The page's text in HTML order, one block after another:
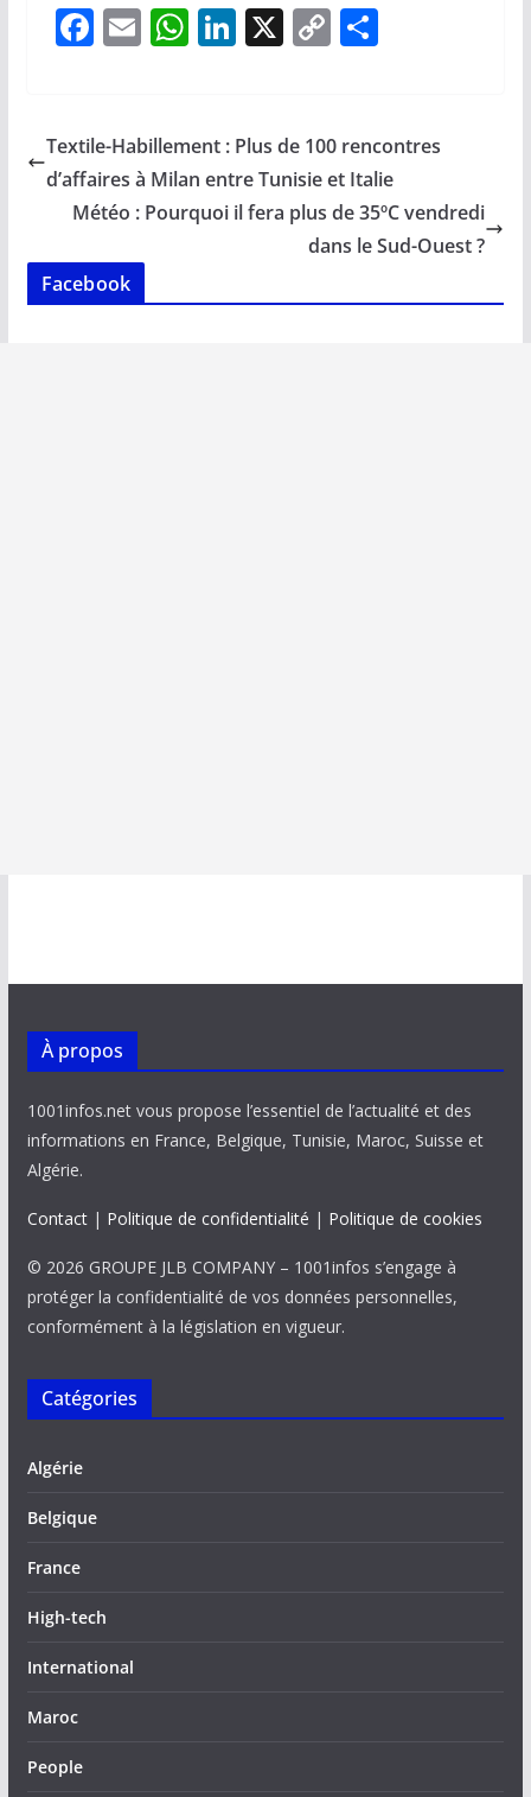
F
b
o
o
k
E
l
W
s
A
p
Li
e
dI
n
X C
y
Li
n
k
P
g
er
Textile-Habillement : Plus de 100 rencontres
d’affaires à Milan entre Tunisie et Italie
Météo : Pourquoi il fera plus de 35ºC vendredi
dans le Sud-Ouest ?
Facebook
À propos
1001infos.net vous propose l’essentiel de l’actualité et des
informations en France, Belgique, Tunisie, Maroc, Suisse et
Algérie.
Contact| Politique de confidentialité | Politique de cookies
© 2026 GROUPE JLB COMPANY – 1001infos s’engage à
protéger la confidentialité de vos données personnelles,
conformément à la législation en vigueur.
Catégories
Algérie
Belgique
France
High-tech
International
Maroc
People